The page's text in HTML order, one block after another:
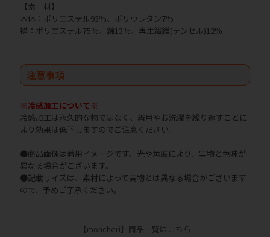
【素 材】
本体：ポリエステル93％、ポリウレタン7％
襟：ポリエステル75％、綿13％、再生繊維(テンセル)12％
注意事項
※冷感加工について※
冷感加工は永久的な物ではなく、着用やお洗濯を繰り返すことに
より効果は低下しますのでご注意ください。
●商品画像は着用イメージです。光や角度により、実物と色味が
異なる場合がございます。
●記載サイズは、素材によって実物とは異なる場合がございます
ので、予めご了承ください。
【moncheri】商品一覧はこちら